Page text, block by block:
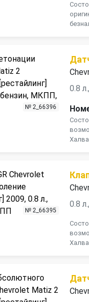
№ 2_66396
0.8
№ 2_66395
0.8